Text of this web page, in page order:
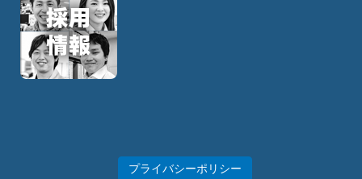
プライバシーポリシー